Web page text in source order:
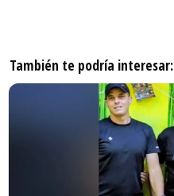
También te podría interesar: